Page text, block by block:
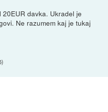
davka. Ukradel je
Ne razumem kaj je tukaj
)